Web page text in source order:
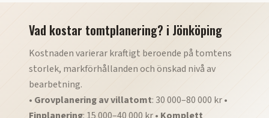
Vad kostar tomtplanering? i Jönköping
Kostnaden varierar kraftigt beroende på tomtens
storlek, markförhållanden och önskad nivå av
bearbetning.
• Grovplanering av villatomt: 30 000–80 000 kr •